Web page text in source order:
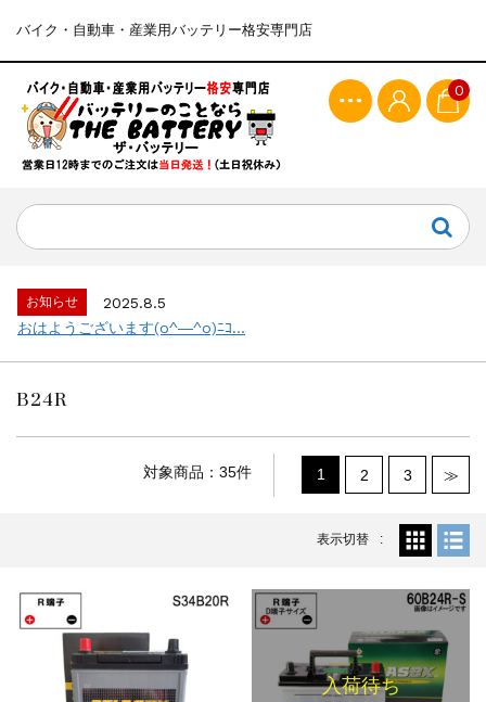
バイク・自動車・産業用バッテリー格安専門店
0
お知らせ
2025.8.5
おはようございます(o^―^o)ﾆｺ...
B24R
1 2 3 ≫
対象商品：35件
表示切替
入荷待ち